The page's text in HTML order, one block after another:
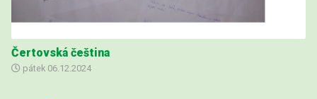
Čertovská čeština
pátek 06.12.2024